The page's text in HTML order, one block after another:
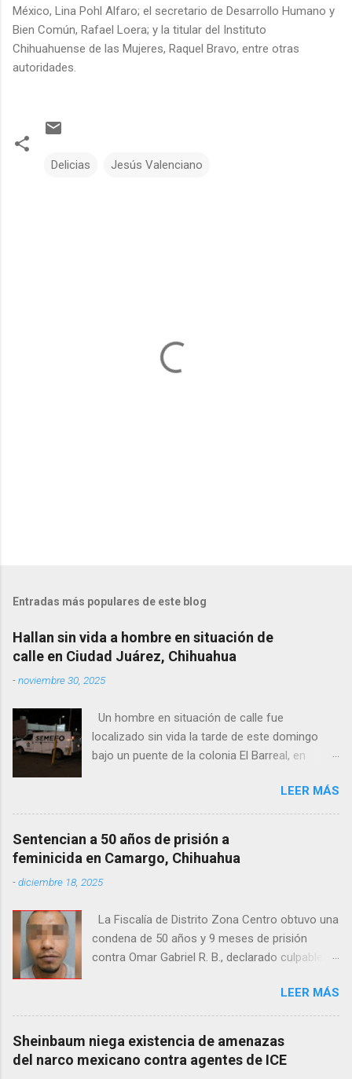
México, Lina Pohl Alfaro; el secretario de Desarrollo Humano y
Bien Común, Rafael Loera; y la titular del Instituto
Chihuahuense de las Mujeres, Raquel Bravo, entre otras
autoridades.
Delicias Jesús Valenciano
Entradas más populares de este blog
Hallan sin vida a hombre en situación de
calle en Ciudad Juárez, Chihuahua
-noviembre 30, 2025
Un hombre en situación de calle fue
localizado sin vida la tarde de este domingo
bajo un puente de la colonia El Barreal, en
de las calles 20 de Noviembre y Ramón Corona,
donde vecinos reportaron la presencia del
cuerpo. Elementos ministeriales y peritos de la
Fiscalía Zona Norte confirmaron que el
fallecido no presentaba huellas de violencia.
Habitantes de la zona señalaron que el hombre
desconocen su identidad.
LEER MÁS
Sentencian a 50 años de prisión a
feminicida en Camargo, Chihuahua
-diciembre 18, 2025
La Fiscalía de Distrito Zona Centro obtuvo una
condena de 50 años y 9 meses de prisión
contra Omar Gabriel R. B., declarado culpable
ocurrido en julio de 2021 en Camargo. De
acuerdo con las investigaciones, el acusado,
junto con Ramón Porfirio V. P., raptó y
estranguló a la víctima, cuyo cuerpo fue hallado
en septiembre de 2022 en un predio cercano a
LEER MÁS
Sheinbaum niega existencia de amenazas
del narco mexicano contra agentes de ICE